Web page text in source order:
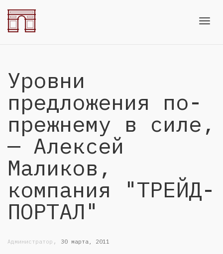
Уровни
предложения по-
прежнему в силе,
— Алексей
Маликов,
компания "ТРЕЙД-
ПОРТАЛ"
Администратор , 30 марта, 2011